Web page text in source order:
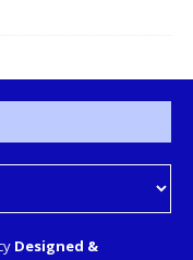
Designed &